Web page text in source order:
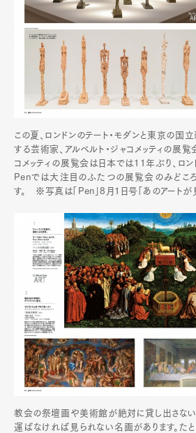
この夏、ロンドンのテート・モダンと東京の
する芸術家、アルベルト・ジャコメッティの展
コメッティの展覧会は日本では11年ぶり、ロ
Penでは大注目のふたつの展覧会のみどころ
す。 ※写真は「Pen」8月1日号「あのアートが見
教会の祭壇画や美術館が絶対に貸し出さない
運ばなければ見られない名画があります。たと